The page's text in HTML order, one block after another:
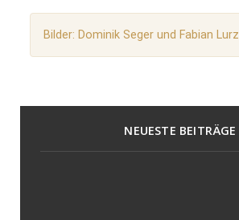
Bilder: Dominik Seger und Fabian Lurz
NEUESTE BEITRÄGE